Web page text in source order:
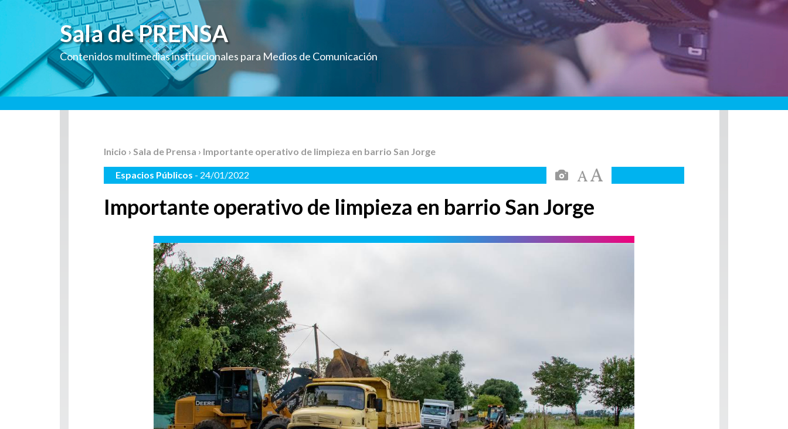
Sala de PRENSA
Contenidos multimedias institucionales para Medios de Comunicación
Inicio › Sala de Prensa › Importante operativo de limpieza en barrio San Jorge
Espacios Públicos - 24/01/2022
Importante operativo de limpieza en barrio San Jorge